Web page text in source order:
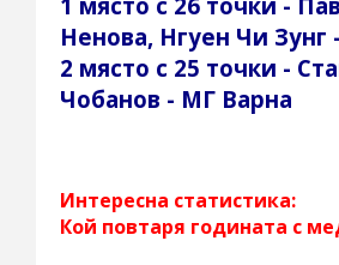
Ненова, Нгуен Чи Зунг
2 място с 25 точки -
Чобанов - МГ Варна
Интересна статистика:
Кой повтаря годината с